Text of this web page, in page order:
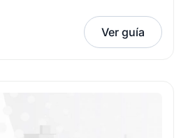
Ver guía